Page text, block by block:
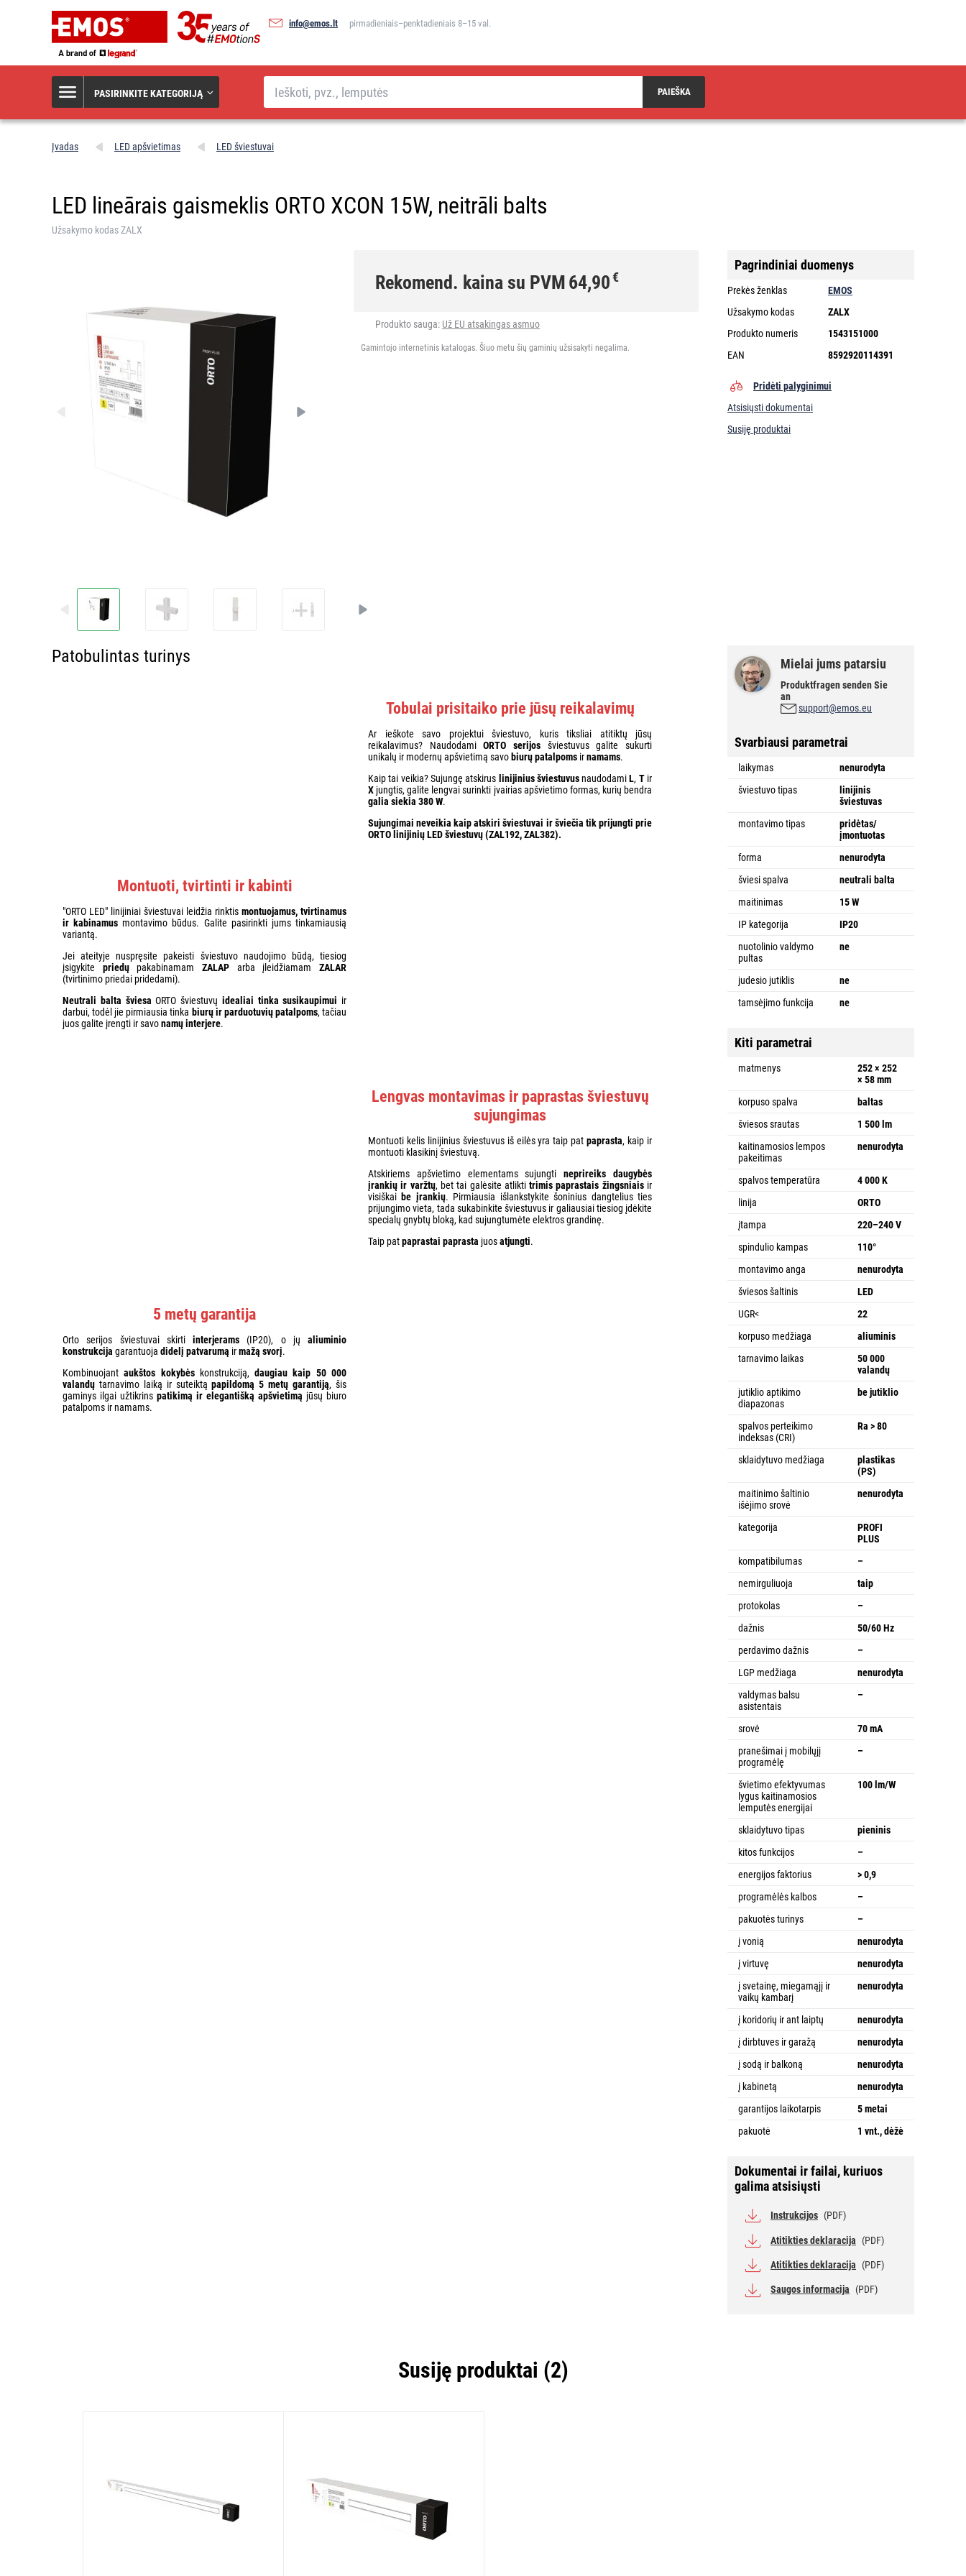
info@emos.lt pirmadieniais–penktadieniais 8–15 val.
PASIRINKITE KATEGORIJĄ
Paieška
PAIEŠKA
Įvadas LED apšvietimas LED šviestuvai
LED lineārais gaismeklis ORTO XCON 15W, neitrāli balts
Užsakymo kodas ZALX
Rekomend. kaina su PVM 64,90€
Produkto sauga: Už EU atsakingas asmuo
Gamintojo internetinis katalogas. Šiuo metu šių gaminių užsisakyti negalima.
Pagrindiniai duomenys
Prekės ženklas
EMOS
Užsakymo kodas
ZALX
Produkto numeris
1543151000
EAN
8592920114391
Pridėti palyginimui
Atsisiųsti dokumentai
Susiję produktai
Patobulintas turinys
Tobulai prisitaiko prie jūsų reikalavimų
Ar ieškote savo projektui šviestuvo, kuris tiksliai atitiktų jūsų
reikalavimus? NaudodamiORTO serijos šviestuvus galite sukurti
unikalų ir modernų apšvietimą savobiurų patalpoms irnamams.
Kaip tai veikia? Sujungę atskirus linijinius šviestuvusnaudodamiL, Tir
X jungtis, galite lengvai surinkti įvairias apšvietimo formas, kurių bendra
galia siekia 380 W.
Sujungimaineveikia kaip atskiri šviestuvai iršviečia tikprijungti prie
ORTO linijinių LED šviestuvų (ZAL192,ZAL382).
Montuoti, tvirtinti ir kabinti
"ORTO LED" linijiniai šviestuvai leidžia rinktis montuojamus, tvirtinamus
ir kabinamus montavimo būdus. Galite pasirinkti jums tinkamiausią
variantą.
Jei ateityje nuspręsite pakeisti šviestuvo naudojimo būdą, tiesiog
įsigykite priedųpakabinamamZALAP arba įleidžiamamZALAR
(tvirtinimo priedai pridedami).
Neutrali balta šviesa ORTO šviestuvų idealiai tinka susikaupimui ir
darbui, todėl jie pirmiausia tinka biurų ir parduotuvių patalpoms, tačiau
juos galite įrengti ir savonamų interjere.
Lengvas montavimas ir paprastas šviestuvų
sujungimas
Montuoti kelis linijinius šviestuvus iš eilės yra taip patpaprasta, kaip ir
montuoti klasikinį šviestuvą.
Atskiriems apšvietimo elementams sujungtineprireiks daugybės
įrankių ir varžtų, bet tai galėsite atliktitrimis paprastais žingsniaisir
visiškaibe įrankių. Pirmiausia išlankstykite šoninius dangtelius ties
prijungimo vieta, tada sukabinkite šviestuvus ir galiausiai tiesiog įdėkite
specialų gnybtų bloką, kad sujungtumėte elektros grandinę.
Taip patpaprastai paprasta juosatjungti.
5 metų garantija
Orto serijos šviestuvai skirti interjerams (IP20), o jų aliuminio
konstrukcija garantuoja didelį patvarumą irmažą svorį.
Kombinuojantaukštos kokybėskonstrukciją,daugiau kaip 50 000
valandų tarnavimo laiką ir suteiktąpapildomą 5 metų garantiją, šis
gaminys ilgai užtikrins patikimą ir elegantišką apšvietimą jūsų biuro
patalpoms ir namams.
Mielai jums patarsiu
Produktfragen senden Sie
an
support@emos.eu
Svarbiausi parametrai
laikymas
nenurodyta
šviestuvo tipas
linijinis
šviestuvas
montavimo tipas
pridėtas/
įmontuotas
forma
nenurodyta
šviesi spalva
neutrali balta
maitinimas
15 W
IP kategorija
IP20
nuotolinio valdymo
pultas
ne
judesio jutiklis
ne
tamsėjimo funkcija
ne
Kiti parametrai
matmenys
252 × 252
× 58 mm
korpuso spalva
baltas
šviesos srautas
1 500 lm
kaitinamosios lempos
pakeitimas
nenurodyta
spalvos temperatūra
4 000 K
linija
ORTO
įtampa
220–240 V
spindulio kampas
110°
montavimo anga
nenurodyta
šviesos šaltinis
LED
UGR<
22
korpuso medžiaga
aliuminis
tarnavimo laikas
50 000
valandų
jutiklio aptikimo
diapazonas
be jutiklio
spalvos perteikimo
indeksas (CRI)
Ra > 80
sklaidytuvo medžiaga
plastikas
(PS)
maitinimo šaltinio
išėjimo srovė
nenurodyta
kategorija
PROFI
PLUS
kompatibilumas
–
nemirguliuoja
taip
protokolas
–
dažnis
50/60 Hz
perdavimo dažnis
–
LGP medžiaga
nenurodyta
valdymas balsu
asistentais
–
srovė
70 mA
pranešimai į mobilųjį
programėlę
–
švietimo efektyvumas
lygus kaitinamosios
lemputės energijai
100 lm/W
sklaidytuvo tipas
pieninis
kitos funkcijos
–
energijos faktorius
> 0,9
programėlės kalbos
–
pakuotės turinys
–
į vonią
nenurodyta
į virtuvę
nenurodyta
į svetainę, miegamąjį ir
vaikų kambarį
nenurodyta
į koridorių ir ant laiptų
nenurodyta
į dirbtuves ir garažą
nenurodyta
į sodą ir balkoną
nenurodyta
į kabinetą
nenurodyta
garantijos laikotarpis
5 metai
pakuotė
1 vnt., dėžė
Dokumentai ir failai, kuriuos
galima atsisiųsti
Instrukcijos (PDF)
Atitikties deklaracija (PDF)
Atitikties deklaracija (PDF)
Saugos informacija (PDF)
Susiję produktai (2)